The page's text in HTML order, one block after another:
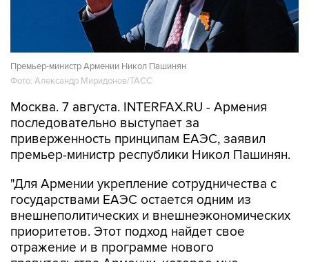
Премьер-министр Армении Никол Пашинян
Фото: Александр Миридонов/ТАСС
Москва. 7 августа. INTERFAX.RU - Армения
последовательно выступает за
приверженность принципам ЕАЭС, заявил
премьер-министр республики Никол Пашинян.
"Для Армении укрепление сотрудничества с
государствами ЕАЭС остается одним из
внешнеполитических и внешнеэкономических
приоритетов. Этот подход найдет свое
отражение и в программе нового